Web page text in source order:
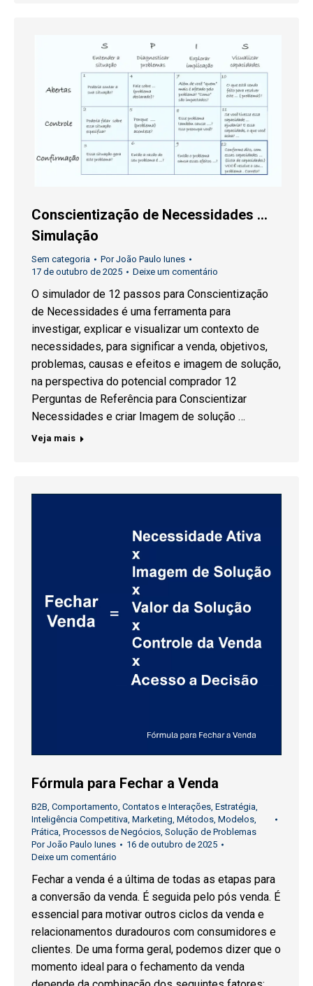
Conscientização de Necessidades …
Simulação
Sem categoria PorJoão Paulo Iunes
17 de outubro de 2025
Deixe um comentário
O simulador de 12 passos para Conscientização
de Necessidades é uma ferramenta para
investigar, explicar e visualizar um contexto de
necessidades, para significar a venda, objetivos,
problemas, causas e efeitos e imagem de solução,
na perspectiva do potencial comprador 12
Perguntas de Referência para Conscientizar
Necessidades e criar Imagem de solução …
Veja mais
Fórmula para Fechar a Venda
B2B, Comportamento, Contatos e Interações, Estratégia,
Inteligência Competitiva, Marketing, Métodos, Modelos,
Prática, Processos de Negócios, Solução de Problemas
PorJoão Paulo Iunes
16 de outubro de 2025
Deixe um comentário
Fechar a venda é a última de todas as etapas para
a conversão da venda. É seguida pelo pós venda. É
essencial para motivar outros ciclos da venda e
relacionamentos duradouros com consumidores e
clientes. De uma forma geral, podemos dizer que o
momento ideal para o fechamento da venda